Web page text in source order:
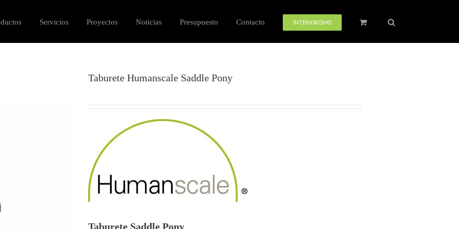
Servicios Proyectos Noticias Presupuesto Contacto INTERIORISMO
Taburete Humanscale Saddle Pony
Taburete Saddle Pony